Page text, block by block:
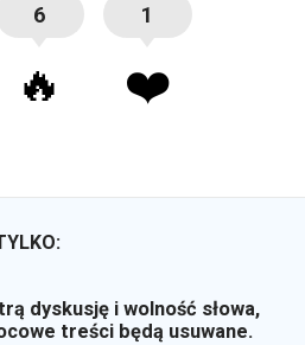
6
🔥
1
❤️
dyskusję i wolność słowa,
treści będą usuwane.